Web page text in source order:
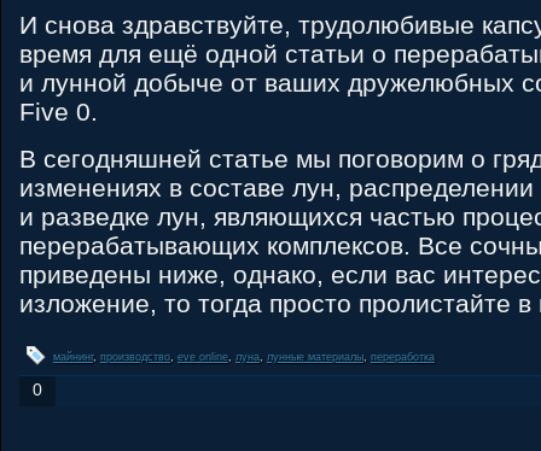
И снова здравствуйте, трудолюбивые
время для ещё одной статьи о
и лунной добыче от ваших дружелюбных
Five 0.
В сегодняшней статье мы поговорим о
изменениях в составе лун,
и разведке лун, являющихся частью
перерабатывающих комплексов. Все
приведены ниже, однако, если вас
изложение, то тогда просто пролистайте в
майнинг, производство, eve online, луна, лунные материалы, переработка
0